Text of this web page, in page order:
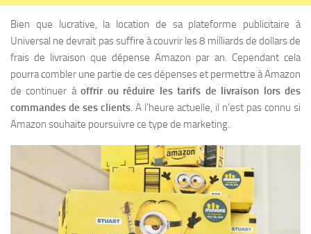
Bien que lucrative, la location de sa plateforme publicitaire à
Universal ne devrait pas suffire à couvrir les 8 milliards de dollars de
frais de livraison que dépense Amazon par an. Cependant cela
pourra combler une partie de ces dépenses et permettre à Amazon
de continuer àoffrir ou réduire les tarifs de livraison lors des
commandes de ses clients. A l’heure actuelle, il n’est pas connu si
Amazon souhaite poursuivre ce type de marketing.